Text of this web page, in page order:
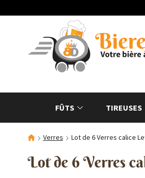
FÛTS TIREUSES
Verres Lot de 6 Verres calice
Lot de 6 Verres